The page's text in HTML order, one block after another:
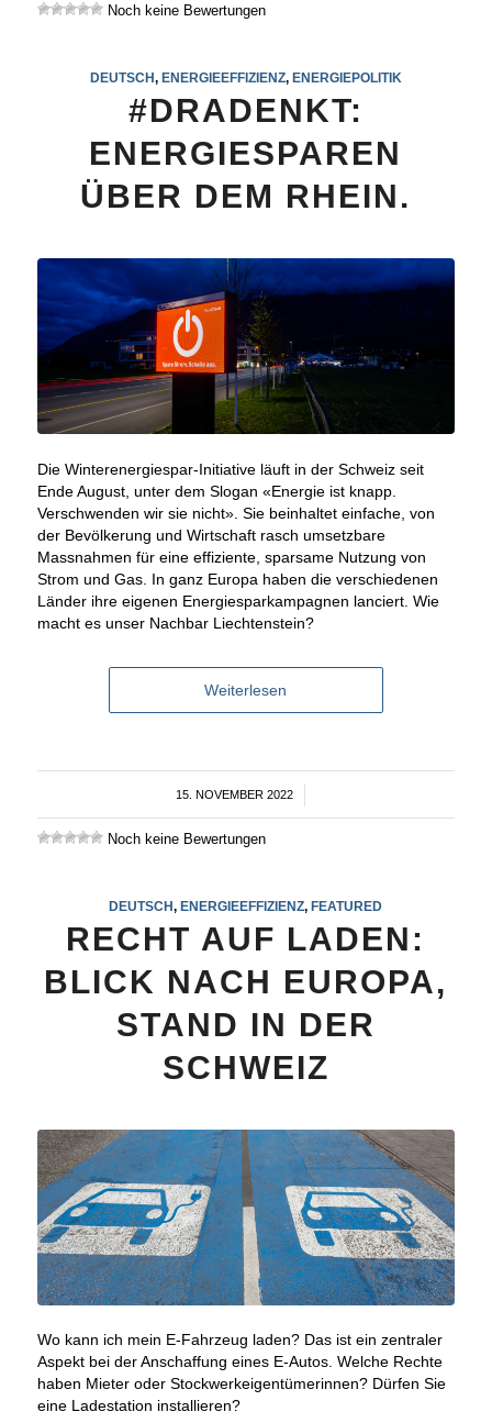
Noch keine Bewertungen
DEUTSCH, ENERGIEEFFIZIENZ, ENERGIEPOLITIK
#DRADENKT:
ENERGIESPAREN
ÜBER DEM RHEIN.
Die Winterenergiespar-Initiative läuft in der Schweiz seit
Ende August, unter dem Slogan «Energie ist knapp.
Verschwenden wir sie nicht». Sie beinhaltet einfache, von
der Bevölkerung und Wirtschaft rasch umsetzbare
Massnahmen für eine effiziente, sparsame Nutzung von
Strom und Gas. In ganz Europa haben die verschiedenen
Länder ihre eigenen Energiesparkampagnen lanciert. Wie
macht es unser Nachbar Liechtenstein?
Weiterlesen
15. NOVEMBER 2022
/
Noch keine Bewertungen
DEUTSCH ,ENERGIEEFFIZIENZ ,FEATURED
RECHT AUF LADEN:
BLICK NACH EUROPA,
STAND IN DER
SCHWEIZ
Wo kann ich mein E-Fahrzeug laden? Das ist ein zentraler
Aspekt bei der Anschaffung eines E-Autos. Welche Rechte
haben Mieter oder Stockwerkeigentümerinnen? Dürfen Sie
eine Ladestation installieren?